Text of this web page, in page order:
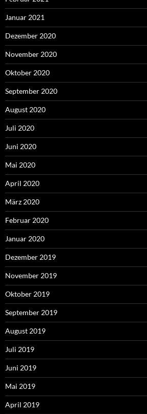
Januar 2021
Dezember 2020
November 2020
Oktober 2020
September 2020
August 2020
Juli 2020
Juni 2020
Mai 2020
April 2020
März 2020
Februar 2020
Januar 2020
Dezember 2019
November 2019
Oktober 2019
September 2019
August 2019
Juli 2019
Juni 2019
Mai 2019
April 2019